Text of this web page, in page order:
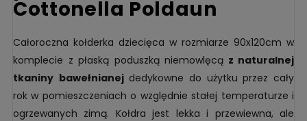
Cottonella Poldaun
Całoroczna kołderka dziecięca w rozmiarze 90x120cm w
komplecie z płaską poduszką niemowlęcą z naturalnej
tkaniny bawełnianejdedykowne do użytku przez cały
rok w pomieszczeniach o względnie stałej temperaturze i
ogrzewanych zimą. Kołdra jest lekka i przewiewna, ale